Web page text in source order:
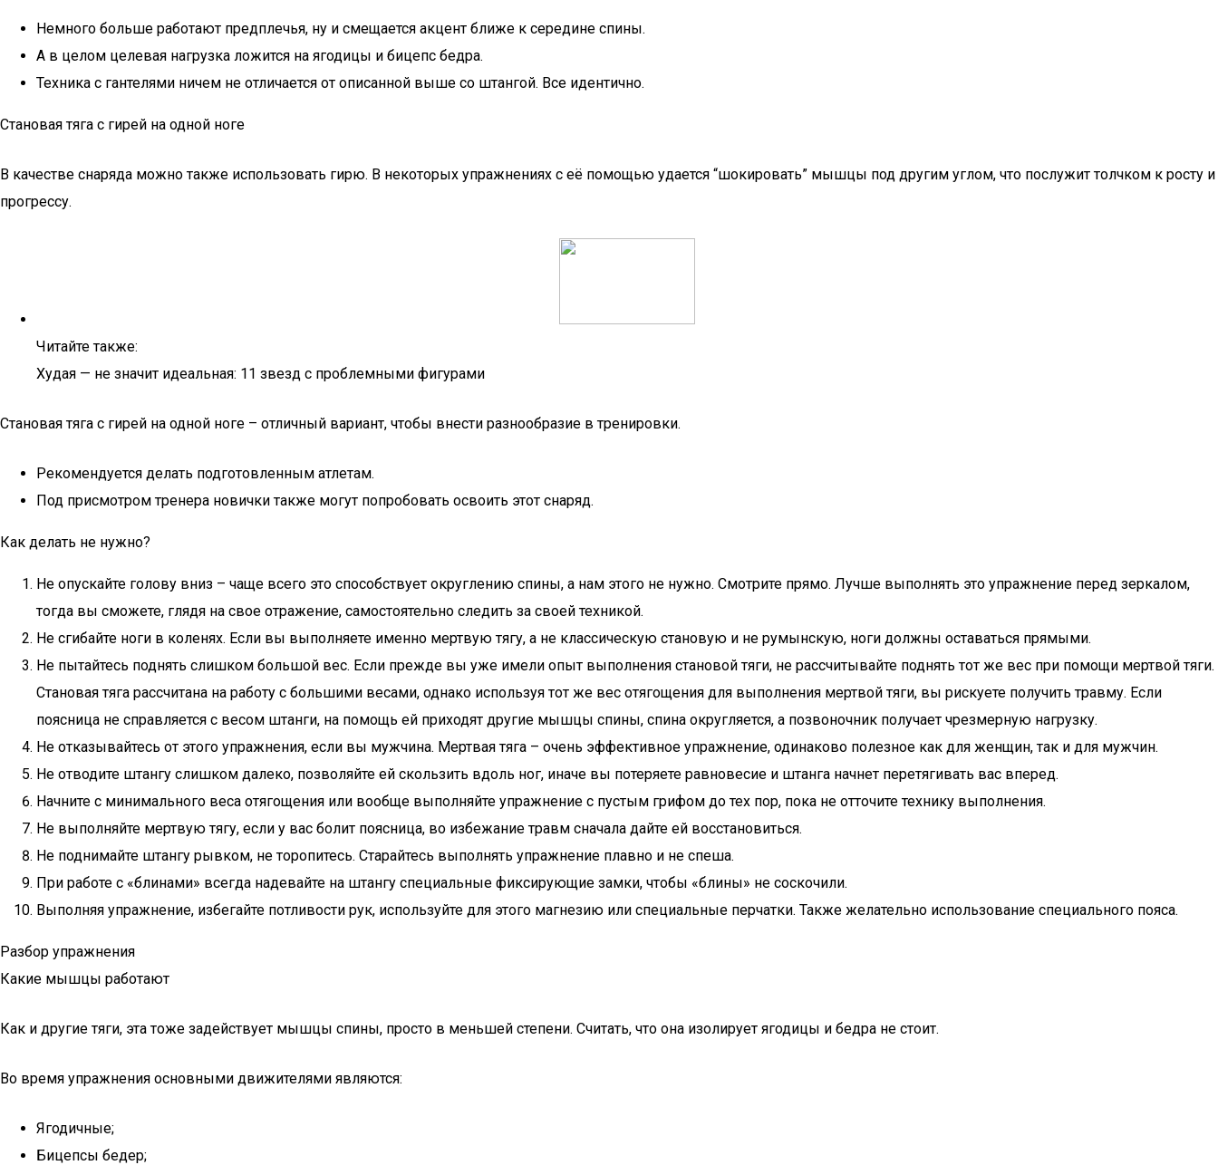
Немного больше работают предплечья, ну и смещается акцент ближе к середине спины.
А в целом целевая нагрузка ложится на ягодицы и бицепс бедра.
Техника с гантелями ничем не отличается от описанной выше со штангой. Все идентично.
Становая тяга с гирей на одной ноге
В качестве снаряда можно также использовать гирю. В некоторых упражнениях с её помощью удается “шокировать” мышцы под другим углом, что послужит толчком к росту и
прогрессу.
Читайте также:
Худая — не значит идеальная: 11 звезд с проблемными фигурами
Становая тяга с гирей на одной ноге – отличный вариант, чтобы внести разнообразие в тренировки.
Рекомендуется делать подготовленным атлетам.
Под присмотром тренера новички также могут попробовать освоить этот снаряд.
Как делать не нужно?
Не опускайте голову вниз – чаще всего это способствует округлению спины, а нам этого не нужно. Смотрите прямо. Лучше выполнять это упражнение перед зеркалом,
тогда вы сможете, глядя на свое отражение, самостоятельно следить за своей техникой.
Не сгибайте ноги в коленях. Если вы выполняете именно мертвую тягу, а не классическую становую и не румынскую, ноги должны оставаться прямыми.
Не пытайтесь поднять слишком большой вес. Если прежде вы уже имели опыт выполнения становой тяги, не рассчитывайте поднять тот же вес при помощи мертвой тяги.
Становая тяга рассчитана на работу с большими весами, однако используя тот же вес отягощения для выполнения мертвой тяги, вы рискуете получить травму. Если
поясница не справляется с весом штанги, на помощь ей приходят другие мышцы спины, спина округляется, а позвоночник получает чрезмерную нагрузку.
Не отказывайтесь от этого упражнения, если вы мужчина. Мертвая тяга – очень эффективное упражнение, одинаково полезное как для женщин, так и для мужчин.
Не отводите штангу слишком далеко, позволяйте ей скользить вдоль ног, иначе вы потеряете равновесие и штанга начнет перетягивать вас вперед.
Начните с минимального веса отягощения или вообще выполняйте упражнение с пустым грифом до тех пор, пока не отточите технику выполнения.
Не выполняйте мертвую тягу, если у вас болит поясница, во избежание травм сначала дайте ей восстановиться.
Не поднимайте штангу рывком, не торопитесь. Старайтесь выполнять упражнение плавно и не спеша.
При работе с «блинами» всегда надевайте на штангу специальные фиксирующие замки, чтобы «блины» не соскочили.
Выполняя упражнение, избегайте потливости рук, используйте для этого магнезию или специальные перчатки. Также желательно использование специального пояса.
Разбор упражнения
Какие мышцы работают
Как и другие тяги, эта тоже задействует мышцы спины, просто в меньшей степени. Считать, что она изолирует ягодицы и бедра не стоит.
Во время упражнения основными движителями являются:
Ягодичные;
Бицепсы бедер;